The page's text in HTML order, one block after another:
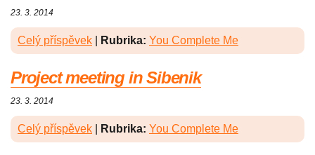
23. 3. 2014
Celý příspěvek Rubrika: You Complete Me
Project meeting in Sibenik
23. 3. 2014
Celý příspěvek Rubrika: You Complete Me